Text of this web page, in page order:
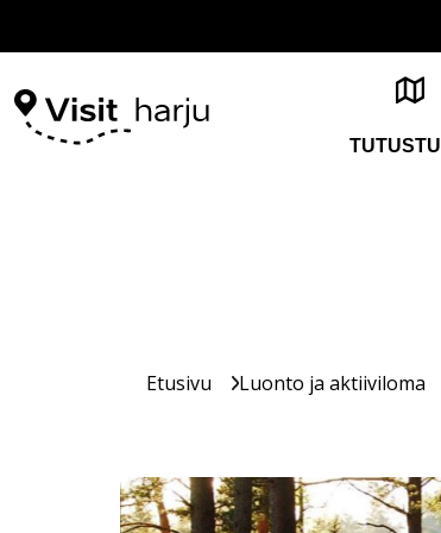
TUTUSTU
Etusivu Luonto ja aktiiviloma